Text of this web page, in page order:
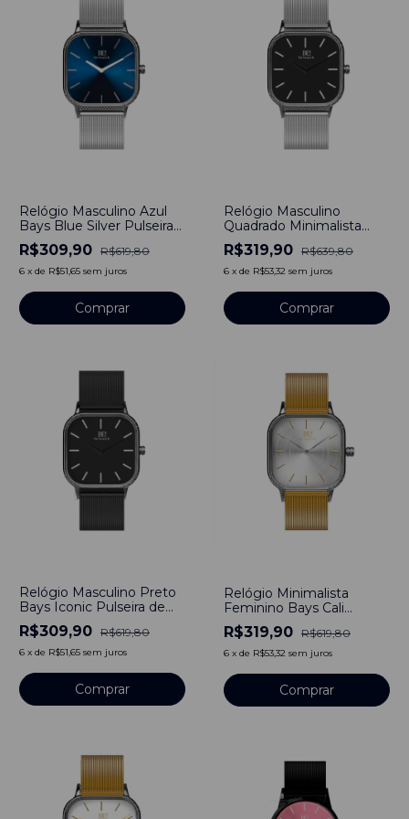
Relógio Masculino Azul
Bays Blue Silver Pulseira
de Aço Prata 40mm
Minimalista Aço
Inoxidável banhado a
R$309,90 R$619,80
6 x de R$51,65 sem juros
Comprar
Relógio Masculino
Quadrado Minimalista
Square Ford Silver
Pulseira Aço Prata 40mm
Aço Inoxidável banhado a
R$319,90 R$639,80
6 x de R$53,32 sem juros
Comprar
Relógio Masculino Preto
Bays Iconic Pulseira de
Aço Preto 40mm
Minimalista Aço
Inoxidável banhado a
R$309,90 R$619,80
6 x de R$51,65 sem juros
Comprar
Relógio Minimalista
Feminino Bays Cali
Bicolor Unitone Dourado
40mm Aço Inoxidável
R$319,90 R$619,80
6 x de R$53,32 sem juros
Comprar